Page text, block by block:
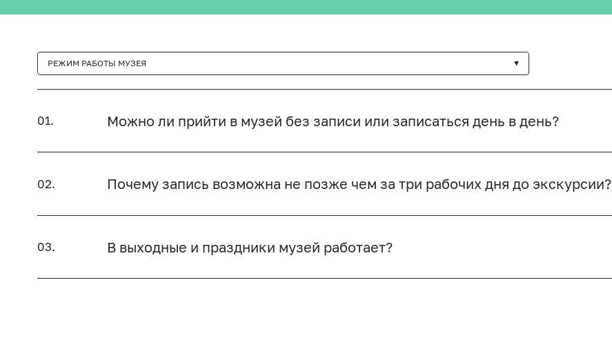
РЕЖИМ РАБОТЫ МУЗЕЯ
01. Можно ли прийти в музей без записи или записаться день в день?
02. Почему запись возможна не позже чем за три рабочих дня до экскурсии?
03. В выходные и праздники музей работает?